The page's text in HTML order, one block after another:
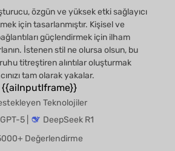
özgün ve yüksek etki sağlayıcı
için tasarlanmıştır. Kişisel ve
güçlendirmek için ilham
İstenen stil ne olursa olsun, bu
titreştiren alıntılar oluşturmak
tam olarak yakalar.
{{aiInputIframe}}
Destekleyen Teknolojiler